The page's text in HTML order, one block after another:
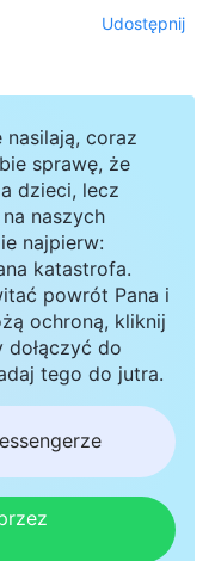
Udostępnij
coraz
sprawę, że
dzieci, lecz
naszych
najpierw:
katastrofa.
powrót Pana i
ochroną, kliknij
dołączyć do
tego do jutra.